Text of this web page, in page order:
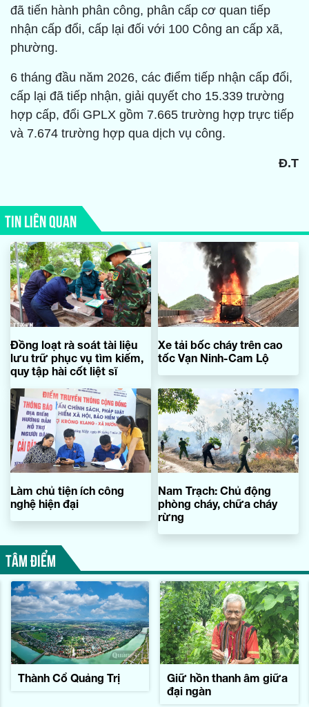
đã tiến hành phân công, phân cấp cơ quan tiếp
nhận cấp đổi, cấp lại đối với 100 Công an cấp xã,
phường.
6 tháng đầu năm 2026, các điểm tiếp nhận cấp đổi,
cấp lại đã tiếp nhận, giải quyết cho 15.339 trường
hợp cấp, đổi GPLX gồm 7.665 trường hợp trực tiếp
và 7.674 trường hợp qua dịch vụ công.
Đ.T
TIN LIÊN QUAN
Đồng loạt rà soát tài liệu
lưu trữ phục vụ tìm kiếm,
quy tập hài cốt liệt sĩ
Xe tải bốc cháy trên cao
tốc Vạn Ninh-Cam Lộ
Làm chủ tiện ích công
nghệ hiện đại
Nam Trạch: Chủ động
phòng cháy, chữa cháy
rừng
TÂM ĐIỂM
Thành Cổ Quảng Trị
Giữ hồn thanh âm giữa
đại ngàn